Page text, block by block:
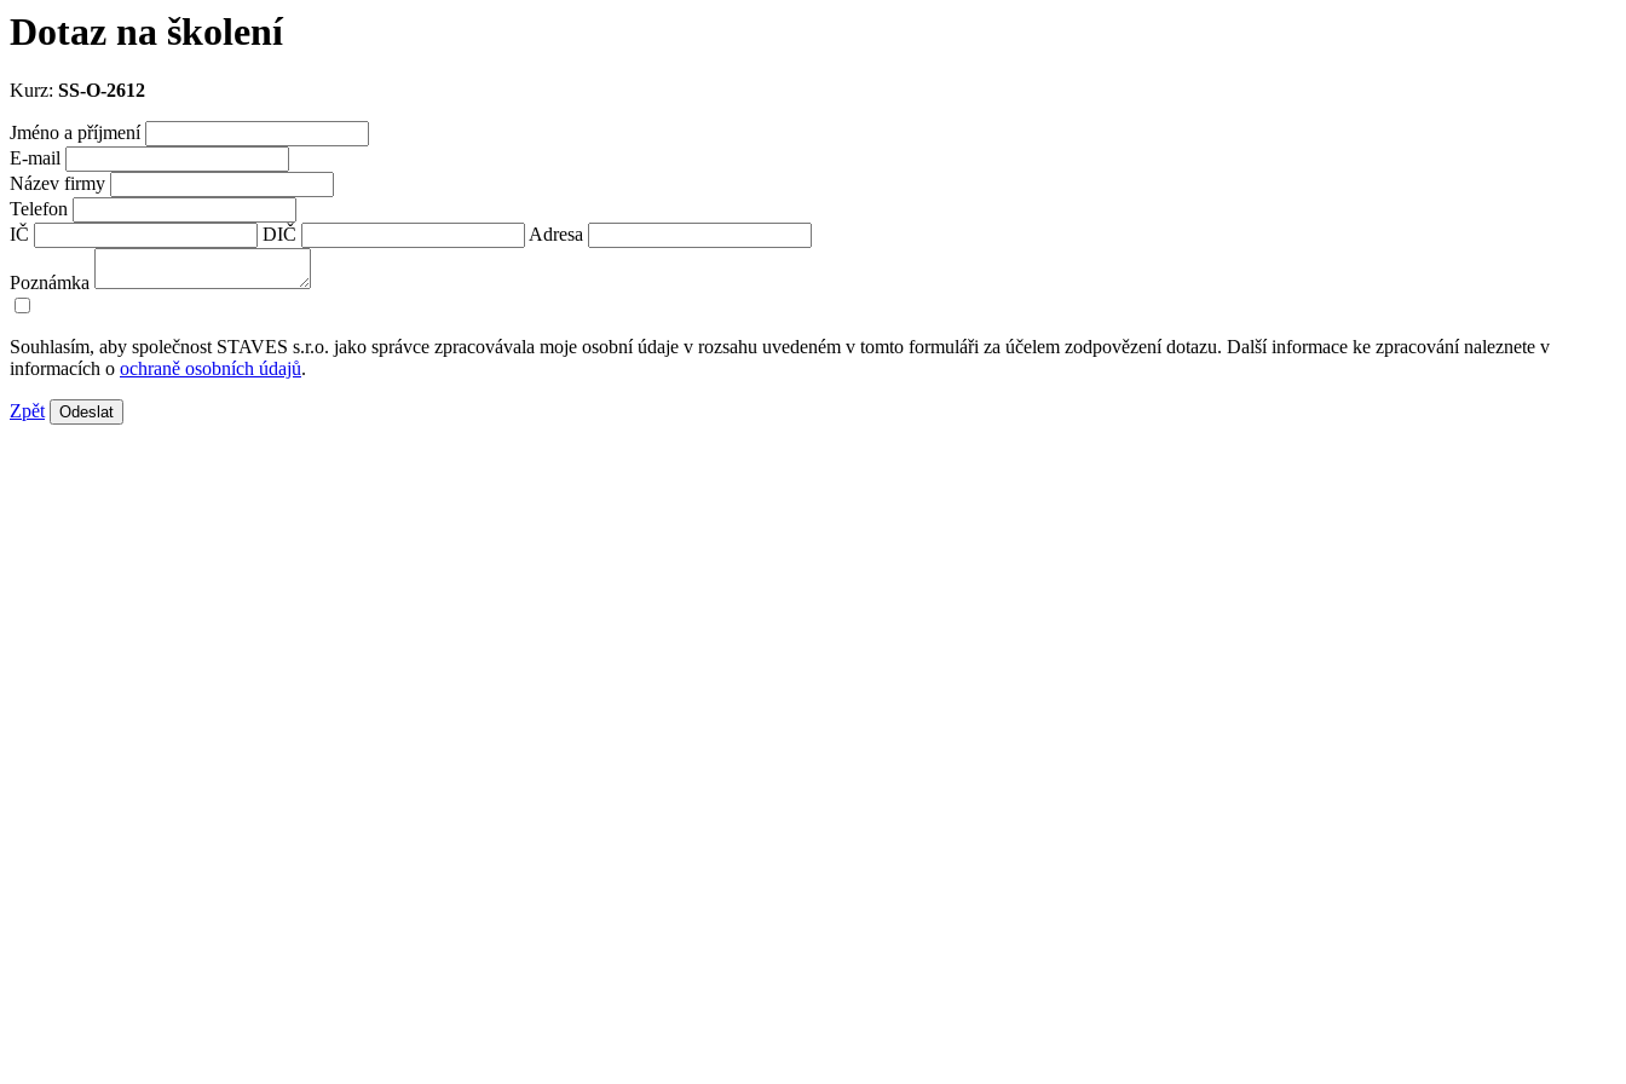
Dotaz na školení
Kurz: SS-O-2612
Jméno a příjmení
E-mail
Název firmy
Telefon
IČ
DIČ Adresa
Poznámka
Souhlasím, aby společnost STAVES s.r.o. jako správce zpracovávala moje osobní údaje v rozsahu uvedeném v tomto formuláři za účelem zodpovězení dotazu. Další informace ke zpracování naleznete v
informacích o ochraně osobních údajů.
Zpět Odeslat